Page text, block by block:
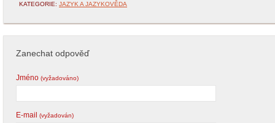
KATEGORIE: JAZYK A JAZYKOVĚDA
Zanechat odpověď
Jméno (vyžadováno)
E-mail (vyžadován)